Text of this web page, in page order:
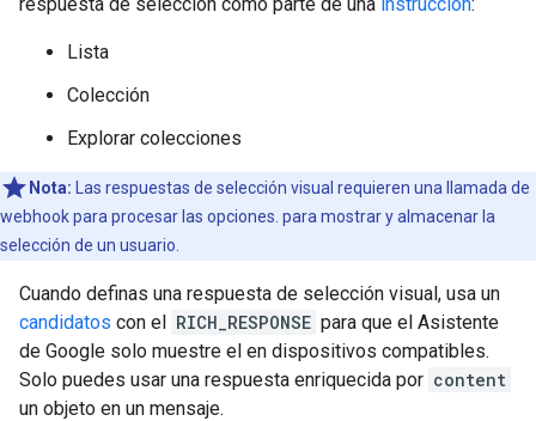
Lista
Colección
Explorar colecciones
Nota: Las respuestas de selección visual requieren una llamada de
webhook para procesar las opciones. para mostrar y almacenar la
selección de un usuario.
Cuando definas una respuesta de selección visual, usa un
candidatos con el RICH_RESPONSE para que el Asistente
de Google solo muestre el en dispositivos compatibles.
Solo puedes usar una respuesta enriquecida por content
un objeto en un mensaje.